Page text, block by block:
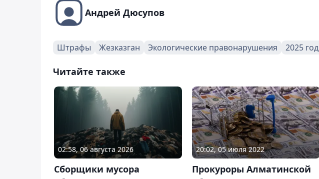
Андрей Дюсупов
Штрафы Жезказган Экологические правонарушения 2025 год
Читайте также
02:58, 06 августа 2026
Сборщики мусора
20:02, 05 июля 2022
Прокуроры Алматинской